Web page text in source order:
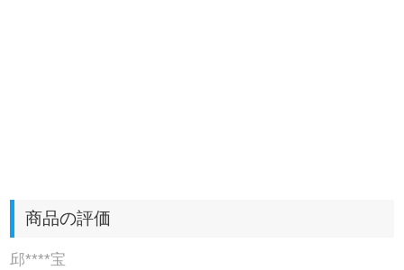
商品の評価
邱****宝